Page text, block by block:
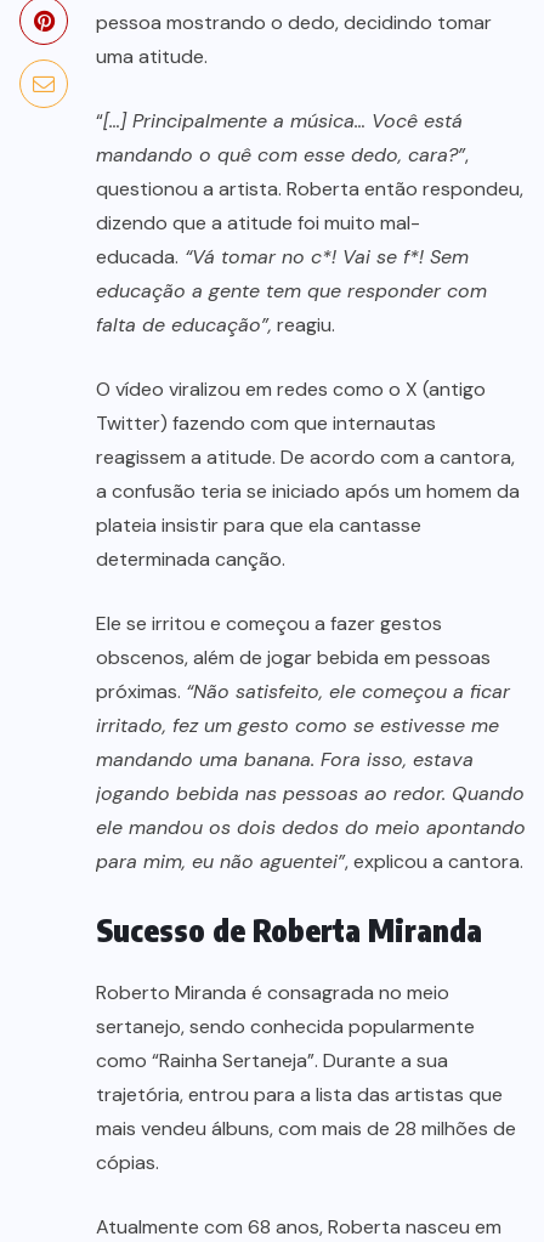
pessoa mostrando o dedo, decidindo tomar
uma atitude.
“[…] Principalmente a música… Você está
mandando o quê com esse dedo, cara?”,
questionou a artista. Roberta então respondeu,
dizendo que a atitude foi muito mal-
educada. “Vá tomar no c*! Vai se f*! Sem
educação a gente tem que responder com
falta de educação”, reagiu.
O vídeo viralizou em redes como o X (antigo
Twitter) fazendo com que internautas
reagissem a atitude. De acordo com a cantora,
a confusão teria se iniciado após um homem da
plateia insistir para que ela cantasse
determinada canção.
Ele se irritou e começou a fazer gestos
obscenos, além de jogar bebida em pessoas
próximas. “Não satisfeito, ele começou a ficar
irritado, fez um gesto como se estivesse me
mandando uma banana. Fora isso, estava
jogando bebida nas pessoas ao redor. Quando
ele mandou os dois dedos do meio apontando
para mim, eu não aguentei”, explicou a cantora.
Sucesso de Roberta Miranda
Roberto Miranda é consagrada no meio
sertanejo, sendo conhecida popularmente
como “Rainha Sertaneja”. Durante a sua
trajetória, entrou para a lista das artistas que
mais vendeu álbuns, com mais de 28 milhões de
cópias.
Atualmente com 68 anos, Roberta nasceu em